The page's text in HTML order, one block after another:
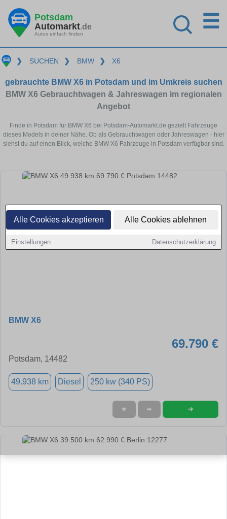
Alle Cookies akzeptieren Alle Cookies ablehnen
Einstellungen Datenschutzerklärung
Potsdam
Automarkt.de
Autos einfach finden
☰
❯ SUCHEN ❯ BMW ❯ X6
gebrauchte BMW X6 in Potsdam und im Umkreis suchen
BMW X6 Gebrauchtwagen & Jahreswagen im regionalen
Angebot
Finde in Potsdam für BMW X6 bei Potsdam-Automarkt.de gezielt Fahrzeuge
dieses Models in deiner Nähe. Ob als Gebrauchtwagen oder Jahreswagen - hier
siehst du auf einen Blick, welche BMW X6 Fahrzeuge in Potsdam verfügbar sind.
BMW X6
69.790 €
Potsdam, 14482
49.938 km Diesel 250 kw (340 PS)
★ ➦ ➜